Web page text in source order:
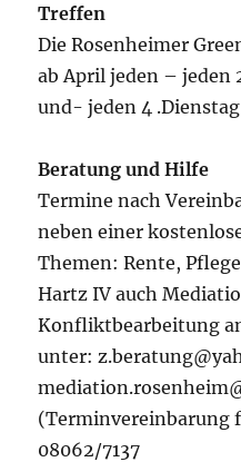
Treffen
Die Rosenheimer
ab April jeden –
und- jeden 4
Beratung und Hilfe
Termine nach
neben einer
Themen: Rente,
Hartz IV auch
Konfliktbearbeitung
unter:
(Terminvereinbarung
08062/7137